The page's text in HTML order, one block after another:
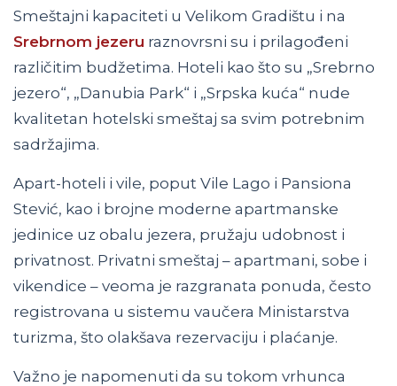
Smeštajni kapaciteti u Velikom Gradištu i na
Srebrnom jezeru raznovrsni su i prilagođeni
različitim budžetima. Hoteli kao što su „Srebrno
jezero“, „Danubia Park“ i „Srpska kuća“ nude
kvalitetan hotelski smeštaj sa svim potrebnim
sadržajima.
Apart-hoteli i vile, poput Vile Lago i Pansiona
Stević, kao i brojne moderne apartmanske
jedinice uz obalu jezera, pružaju udobnost i
privatnost. Privatni smeštaj – apartmani, sobe i
vikendice – veoma je razgranata ponuda, često
registrovana u sistemu vaučera Ministarstva
turizma, što olakšava rezervaciju i plaćanje.
Važno je napomenuti da su tokom vrhunca